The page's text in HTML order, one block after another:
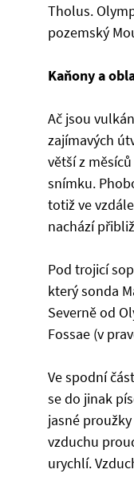
Tholus.
pozemský
Kaňony a
Ač jsou
zajímavých
větší z
snímku.
totiž ve
nachází
Pod trojicí
který sonda
Severně od
Fossae (v
Ve spodní
se do jinak
jasné
vzduchu
urychlí.